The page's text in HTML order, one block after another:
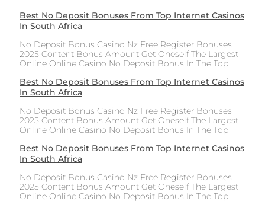
Best No Deposit Bonuses From Top Internet Casinos
In South Africa
No Deposit Bonus Casino Nz Free Register Bonuses
2025 Content Bonus Amount Get Oneself The Largest
Online Online Casino No Deposit Bonus In The Top
Best No Deposit Bonuses From Top Internet Casinos
In South Africa
No Deposit Bonus Casino Nz Free Register Bonuses
2025 Content Bonus Amount Get Oneself The Largest
Online Online Casino No Deposit Bonus In The Top
Best No Deposit Bonuses From Top Internet Casinos
In South Africa
No Deposit Bonus Casino Nz Free Register Bonuses
2025 Content Bonus Amount Get Oneself The Largest
Online Online Casino No Deposit Bonus In The Top